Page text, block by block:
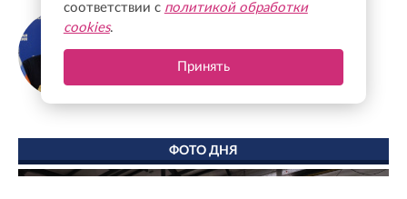
заместитель секретаря Генсовета партии
"Единая Россия"
ФОТО ДНЯ
соответствии с политикой обработки
cookies.
Принять